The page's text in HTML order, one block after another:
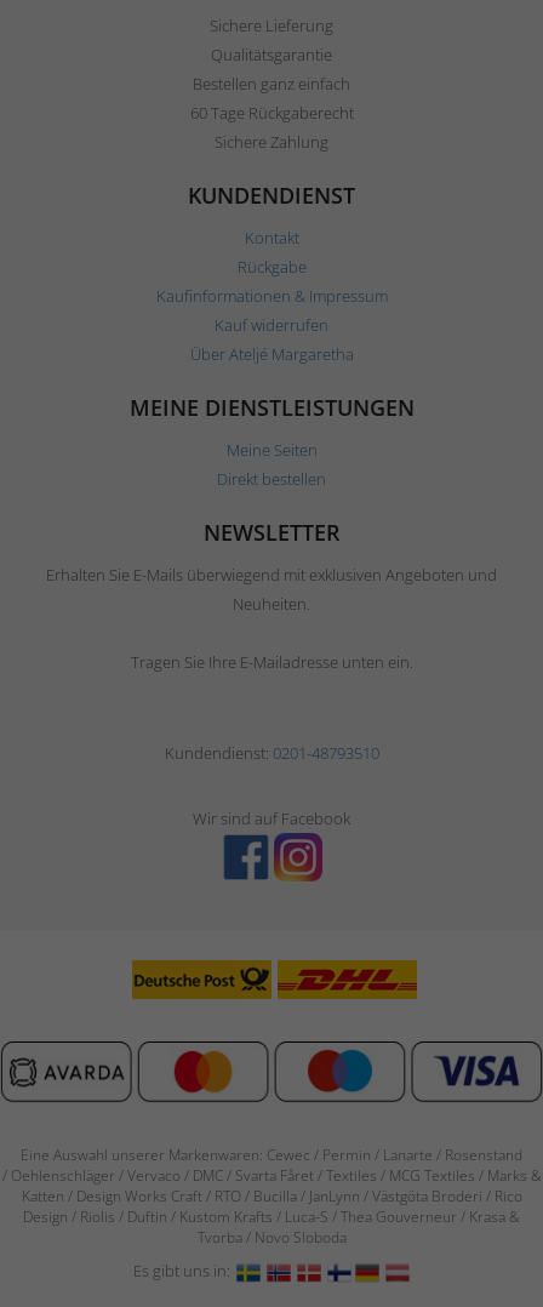
Sichere Lieferung
Qualitätsgarantie
Bestellen ganz einfach
60 Tage Rückgaberecht
Sichere Zahlung
KUNDENDIENST
Kontakt
Rückgabe
Kaufinformationen & Impressum
Kauf widerrufen
Über Ateljé Margaretha
MEINE DIENSTLEISTUNGEN
Meine Seiten
Direkt bestellen
NEWSLETTER
Erhalten Sie E-Mails überwiegend mit exklusiven Angeboten und
Neuheiten.
Tragen Sie Ihre E-Mailadresse unten ein.
Kundendienst: 0201-48793510
Wir sind auf Facebook
Eine Auswahl unserer Markenwaren: Cewec / Permin / Lanarte / Rosenstand
/ Oehlenschläger / Vervaco / DMC / Svarta Fåret / Textiles / MCG Textiles / Marks &
Katten / Design Works Craft / RTO / Bucilla / JanLynn / Västgöta Broderi / Rico
Design / Riolis / Duftin / Kustom Krafts / Luca-S / Thea Gouverneur / Krasa &
Tvorba / Novo Sloboda
Es gibt uns in: